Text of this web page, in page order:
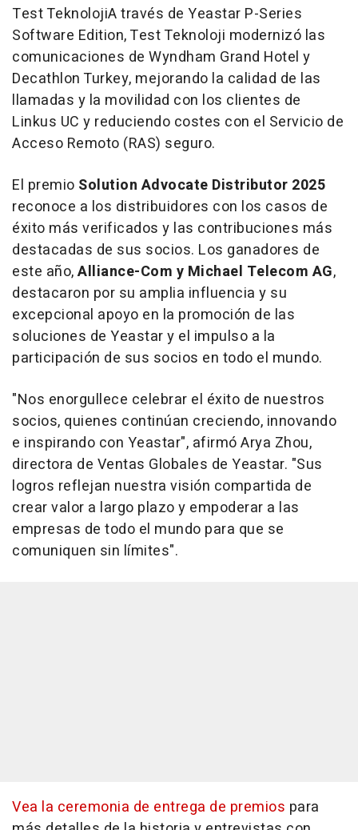
Test TeknolojiA través de Yeastar P-Series
Software Edition, Test Teknoloji modernizó las
comunicaciones de Wyndham Grand Hotel y
Decathlon Turkey, mejorando la calidad de las
llamadas y la movilidad con los clientes de
Linkus UC y reduciendo costes con el Servicio de
Acceso Remoto (RAS) seguro.
El premio Solution Advocate Distributor 2025
reconoce a los distribuidores con los casos de
éxito más verificados y las contribuciones más
destacadas de sus socios. Los ganadores de
este año,Alliance-Com y Michael Telecom AG,
destacaron por su amplia influencia y su
excepcional apoyo en la promoción de las
soluciones de Yeastar y el impulso a la
participación de sus socios en todo el mundo.
"Nos enorgullece celebrar el éxito de nuestros
socios, quienes continúan creciendo, innovando
e inspirando con Yeastar", afirmóArya Zhou,
directora de Ventas Globales de Yeastar. "Sus
logros reflejan nuestra visión compartida de
crear valor a largo plazo y empoderar a las
empresas de todo el mundo para que se
comuniquen sin límites".
Vea la ceremonia de entrega de premios para